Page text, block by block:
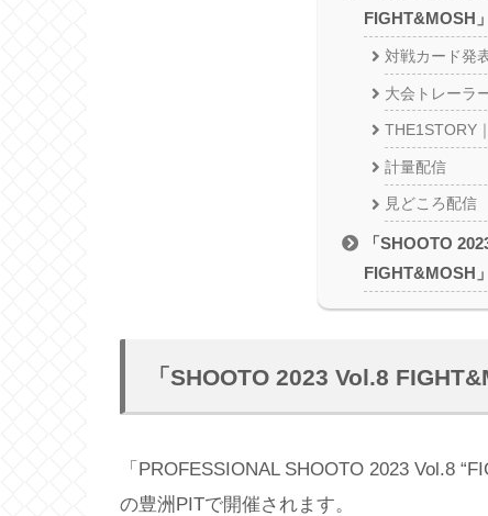
FIGHT&MOSH
対戦カード発
大会トレーラ
THE1STORY
計量配信
見どころ配信
「SHOOTO
FIGHT&MOSH
「SHOOTO 2023 Vol.8
「PROFESSIONAL SHOOTO 2023 Vol.8
の豊洲PITで開催されます。